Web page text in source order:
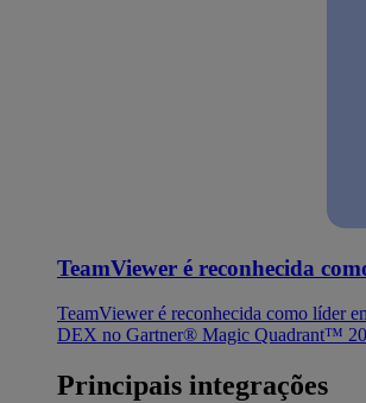
TeamViewer é reconhecida
TeamViewer é reconhecida como líder
DEX no Gartner® Magic Quadrant™
Principais integrações